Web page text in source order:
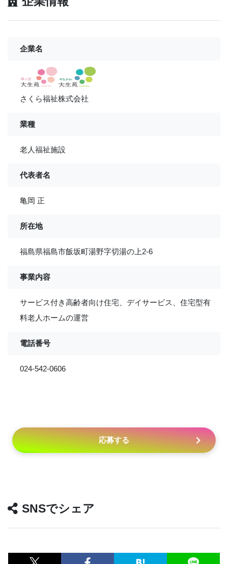
企業名
さくら福祉株式会社
業種
老人福祉施設
代表者名
亀岡 正
所在地
福島県福島市飯坂町湯野字切湯の上2-6
事業内容
サービス付き高齢者向け住宅、デイサービス、住宅型有
料老人ホームの運営
電話番号
024-542-0606
応募する
SNSでシェア